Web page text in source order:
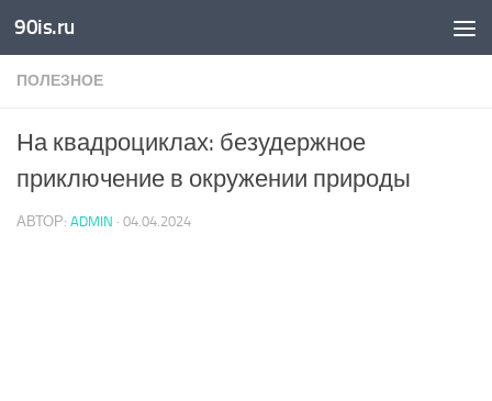
Skip to content
90is.ru
ПОЛЕЗНОЕ
На квадроциклах: безудержное
приключение в окружении природы
АВТОР: ADMIN · 04.04.2024